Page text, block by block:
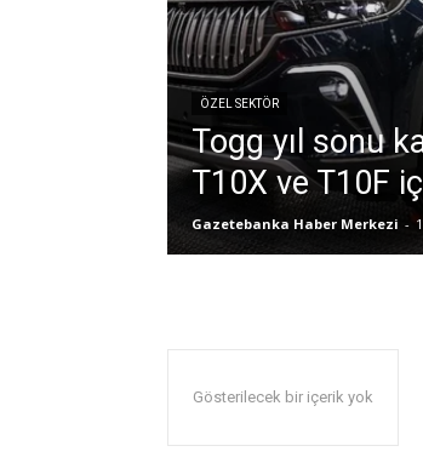
ÖZEL SEKTÖR
Togg yıl sonu
T10X ve T10F
Gazetebanka Haber Merkezi -
Gösterilecek bir içerik yok